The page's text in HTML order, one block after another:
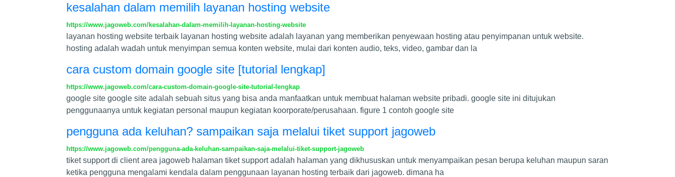
kesalahan dalam memilih layanan hosting website
https://www.jagoweb.com/kesalahan-dalam-memilih-layanan-hosting-website
layanan hosting website terbaik layanan hosting website adalah layanan yang memberikan penyewaan hosting atau penyimpanan untuk website.
hosting adalah wadah untuk menyimpan semua konten website, mulai dari konten audio, teks, video, gambar dan la
cara custom domain google site [tutorial lengkap]
https://www.jagoweb.com/cara-custom-domain-google-site-tutorial-lengkap
google site google site adalah sebuah situs yang bisa anda manfaatkan untuk membuat halaman website pribadi. google site ini ditujukan
penggunaanya untuk kegiatan personal maupun kegiatan koorporate/perusahaan. figure 1 contoh google site
pengguna ada keluhan? sampaikan saja melalui tiket support jagoweb
https://www.jagoweb.com/pengguna-ada-keluhan-sampaikan-saja-melalui-tiket-support-jagoweb
tiket support di client area jagoweb halaman tiket support adalah halaman yang dikhususkan untuk menyampaikan pesan berupa keluhan maupun saran
ketika pengguna mengalami kendala dalam penggunaan layanan hosting terbaik dari jagoweb. dimana ha